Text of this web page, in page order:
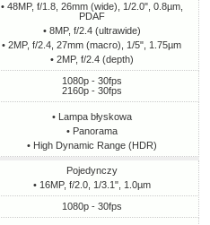
• 48MP, f/1.8, 26mm (wide), 1/2.0", 0.8µm,
PDAF
• 8MP, f/2.4 (ultrawide)
• 2MP, f/2.4, 27mm (macro), 1/5", 1.75µm
• 2MP, f/2.4 (depth)
1080p - 30fps
2160p - 30fps
• Lampa błyskowa
• Panorama
• High Dynamic Range (HDR)
Pojedynczy
• 16MP, f/2.0, 1/3.1", 1.0µm
1080p - 30fps